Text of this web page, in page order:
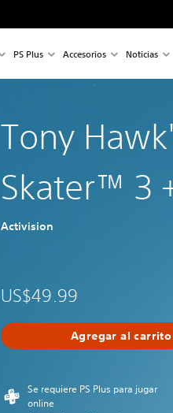
PS Plus Accesorios Noticias
Tony
Skater™ 3
Activision
US$49.99
Agregar al carrito
Se requiere PS Plus para jugar
online